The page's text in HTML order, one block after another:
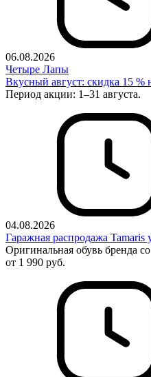
06.08.2026
Четыре Лапы
Вкусный август: скидка 15 %
Период акции: 1–31 августа.
04.08.2026
Гаражная распродажа
Оригинальная обувь бренда
от 1 990 руб.